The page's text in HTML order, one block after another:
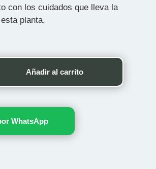
con los cuidados que lleva la
planta.
Añadir al carrito
WhatsApp